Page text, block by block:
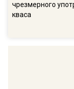
чрезмерного
кваса